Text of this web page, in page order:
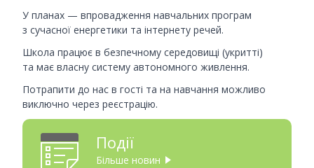
У планах — впровадження навчальних програм
з сучасної енергетики та інтернету речей.
Школа працює в безпечному середовищі (укритті)
та має власну систему автономного живлення.
Потрапити до нас в гості та на навчання можливо
виключно через реєстрацію.
Події
Більше новин